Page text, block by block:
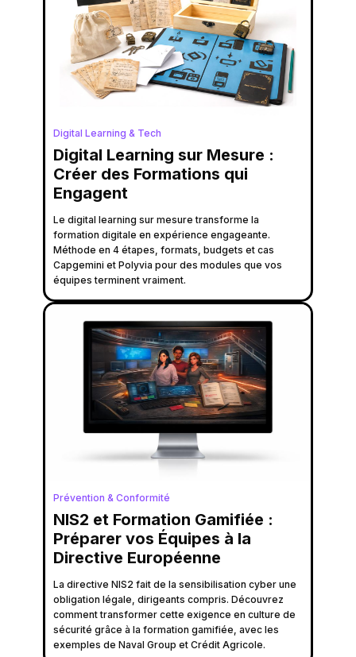
Digital Learning & Tech
Digital Learning sur Mesure :
Créer des Formations qui
Engagent
Le digital learning sur mesure transforme la
formation digitale en expérience engageante.
Méthode en 4 étapes, formats, budgets et cas
Capgemini et Polyvia pour des modules que vos
équipes terminent vraiment.
Prévention & Conformité
NIS2 et Formation Gamifiée :
Préparer vos Équipes à la
Directive Européenne
La directive NIS2 fait de la sensibilisation cyber une
obligation légale, dirigeants compris. Découvrez
comment transformer cette exigence en culture de
sécurité grâce à la formation gamifiée, avec les
exemples de Naval Group et Crédit Agricole.